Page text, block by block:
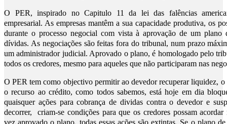
O PER, inspirado no Capitulo 11 da lei das falências
empresarial. As empresas mantêm a sua capacidade produtiva, os
durante o processo negocial com vista à aprovação de um plano
dívidas. As negociações são feitas fora do tribunal, num prazo
um administrador judicial. Aprovado o plano, é homologado pelo
todos os credores, mesmo para aqueles que não participaram nas
O PER tem como objectivo permitir ao devedor recuperar liquidez,
o recurso ao crédito, como todos sabemos, está hoje em dia
quaisquer ações para cobrança de dividas contra o devedor e
decorrer, criam-se condições para que os credores possam